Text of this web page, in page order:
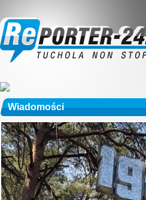
Wiadomości